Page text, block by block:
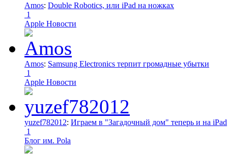
Amos: Double Robotics, или iPad на ножках
1
Apple Новости
Amos: Samsung Electronics терпит громадные убытки
1
Apple Новости
yuzef782012: Играем в "Загадочный дом" теперь и на iPad
1
Блог им. Pola